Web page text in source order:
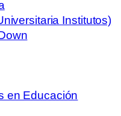
Institutos)
en Educación